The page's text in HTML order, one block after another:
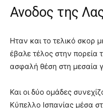
Ανοδος της
Ηταν και το τελικό σκορ
έβαλε τέλος στην πορεία
ασφαλή θέση στη μεσαία
Και οι δύο ομάδες
Κύπελλο Ισπανίας μέσα